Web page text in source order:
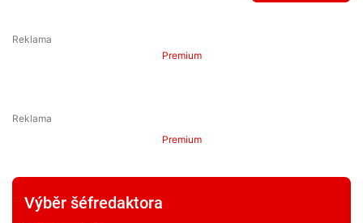
Premium
Premium
Výběr šéfredaktora